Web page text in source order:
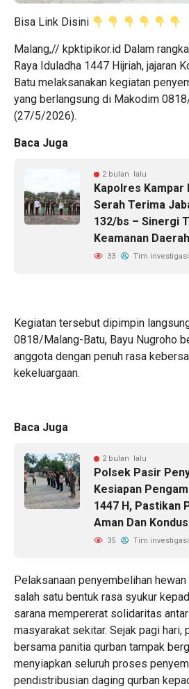
Bisa Link Disini
Malang,// kpktipikor.id Dalam
Raya Iduladha 1447 Hijriah, jajaran
Batu melaksanakan kegiatan
yang berlangsung di Makodim
(27/5/2026).
Baca Juga
2 bulan lalu
Kapolres Kampar
Serah Terima
132/bs – Sinergi
Keamanan Daerah
33 Tim
Kegiatan tersebut dipimpin
0818/Malang-Batu, Bayu Nugroho
anggota dengan penuh rasa
kekeluargaan.
Baca Juga
2 bulan lalu
Polsek Pasir
Kesiapan
1447 H, Pastikan
Aman Dan
35 Tim
Pelaksanaan penyembelihan
salah satu bentuk rasa syukur
sarana mempererat solidaritas
masyarakat sekitar. Sejak pagi hari,
bersama panitia qurban tampak
menyiapkan seluruh proses
pendistribusian daging qurban